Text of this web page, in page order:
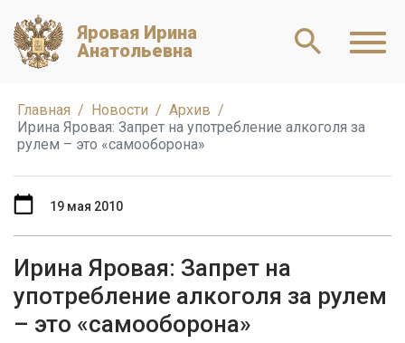
Яровая Ирина
Анатольевна
Главная Новости
Архив
Ирина Яровая: Запрет на употребление алкоголя за
рулем – это «самооборона»
Ирина Яровая: Запрет на
употребление алкоголя за рулем
– это «самооборона»
19 мая 2010